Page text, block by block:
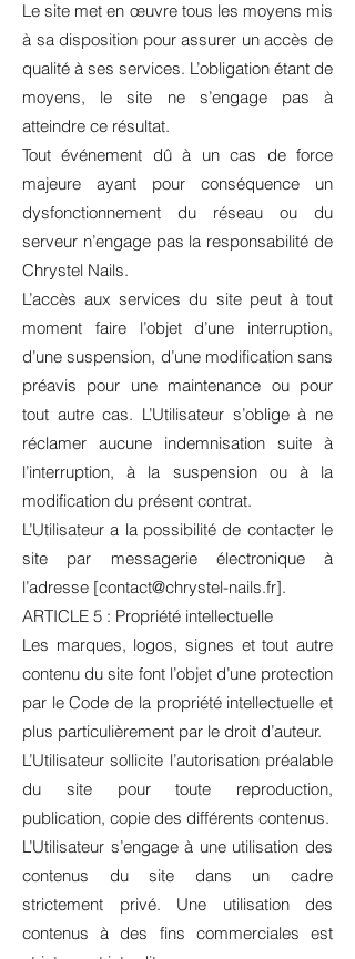
Le site met en œuvre tous les moyens mis
à sa disposition pour assurer un accès de
qualité à ses services. L’obligation étant de
moyens, le site ne s’engage pas à
atteindre ce résultat.
Tout événement dû à un cas de force
majeure ayant pour conséquence un
dysfonctionnement du réseau ou du
serveur n’engage pas la responsabilité de
Chrystel Nails.
L’accès aux services du site peut à tout
moment faire l’objet d’une interruption,
d’une suspension, d’une modification sans
préavis pour une maintenance ou pour
tout autre cas. L’Utilisateur s’oblige à ne
réclamer aucune indemnisation suite à
l’interruption, à la suspension ou à la
modification du présent contrat.
L’Utilisateur a la possibilité de contacter le
site par messagerie électronique à
l’adresse [contact@chrystel-nails.fr].
ARTICLE 5 : Propriété intellectuelle
Les marques, logos, signes et tout autre
contenu du site font l’objet d’une protection
par le Code de la propriété intellectuelle et
plus particulièrement par le droit d’auteur.
L’Utilisateur sollicite l’autorisation préalable
du site pour toute reproduction,
publication, copie des différents contenus.
L’Utilisateur s’engage à une utilisation des
contenus du site dans un cadre
strictement privé. Une utilisation des
contenus à des fins commerciales est